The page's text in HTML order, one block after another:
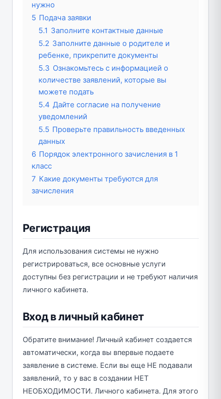
нужно
5 Подача заявки
5.1 Заполните контактные данные
5.2 Заполните данные о родителе и
ребенке, прикрепите документы
5.3 Ознакомьтесь с информацией о
количестве заявлений, которые вы
можете подать
5.4 Дайте согласие на получение
уведомлений
5.5 Проверьте правильность введенных
данных
6 Порядок электронного зачисления в 1
класс
7 Какие документы требуются для
зачисления
Регистрация
Для использования системы не нужно
регистрироваться, все основные услуги
доступны без регистрации и не требуют наличия
личного кабинета.
Вход в личный кабинет
Обратите внимание! Личный кабинет создается
автоматически, когда вы впервые подаете
заявление в системе. Если вы еще НЕ подавали
заявлений, то у вас в создании НЕТ
НЕОБХОДИМОСТИ. Личного кабинета. Для этого